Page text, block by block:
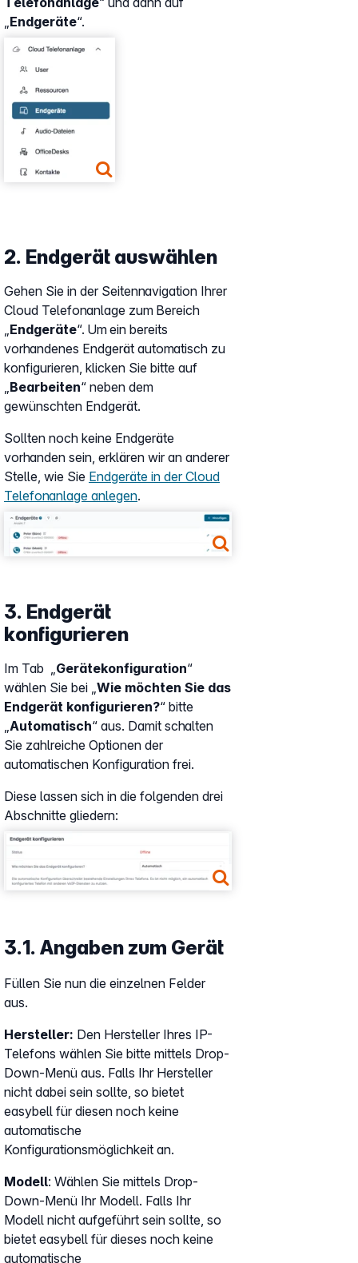
Show larger version
„Endgeräte“.
2. Endgerät auswählen
Show larger version
Gehen Sie in der Seitennavigation Ihrer
Cloud Telefonanlage zum Bereich
Endgeräte“. Um ein bereits
vorhandenes Endgerät automatisch zu
konfigurieren, klicken Sie bitte auf
Bearbeiten“ neben dem
gewünschten Endgerät.
Sollten noch keine Endgeräte
vorhanden sein, erklären wir an anderer
Stelle, wie Sie Endgeräte in der Cloud
Telefonanlage anlegen.
3. Endgerät
konfigurieren
Show larger version
Im Tab „Gerätekonfiguration“
wählen Sie bei „Wie möchten Sie das
Endgerät konfigurieren?“ bitte
„Automatisch“ aus. Damit schalten
Sie zahlreiche Optionen der
automatischen Konfiguration frei.
Diese lassen sich in die folgenden drei
Abschnitte gliedern:
3.1. Angaben zum Gerät
Füllen Sie nun die einzelnen Felder
aus.
Hersteller: Den Hersteller Ihres IP-
Telefons wählen Sie bitte mittels Drop-
Down-Menü aus. Falls Ihr Hersteller
nicht dabei sein sollte, so bietet
easybell für diesen noch keine
automatische
Konfigurationsmöglichkeit an.
Modell: Wählen Sie mittels Drop-
Down-Menü Ihr Modell. Falls Ihr
Modell nicht aufgeführt sein sollte, so
bietet easybell für dieses noch keine
automatische